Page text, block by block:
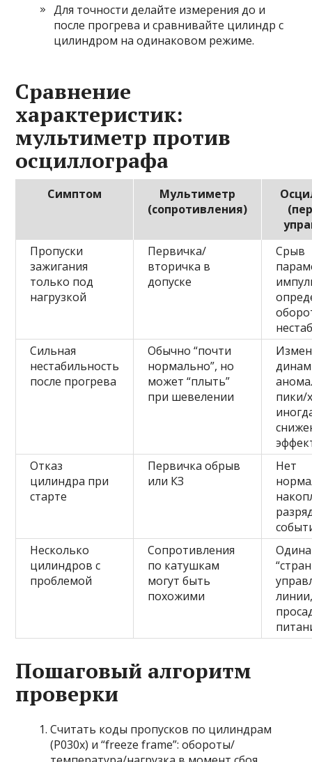
Для точности делайте измерения до и
после прогрева и сравнивайте цилиндр с
цилиндром на одинаковом режиме.
Сравнение
характеристик:
мультиметр против
осциллографа
Симптом
Мультиметр
(сопротивления)
Пропуски
зажигания
только под
нагрузкой
Первичка/
вторичка в
допуске
Срыв
Сильная
нестабильность
после прогрева
Обычно “почти
нормально”, но
может “плыть”
при шевелении
пики/
Отказ
цилиндра при
старте
Первичка обрыв
или КЗ
Нет
Несколько
цилиндров с
проблемой
Сопротивления
по катушкам
могут быть
похожими
Пошаговый алгоритм
проверки
Считать коды пропусков по цилиндрам
(P030x) и “freeze frame”: обороты/